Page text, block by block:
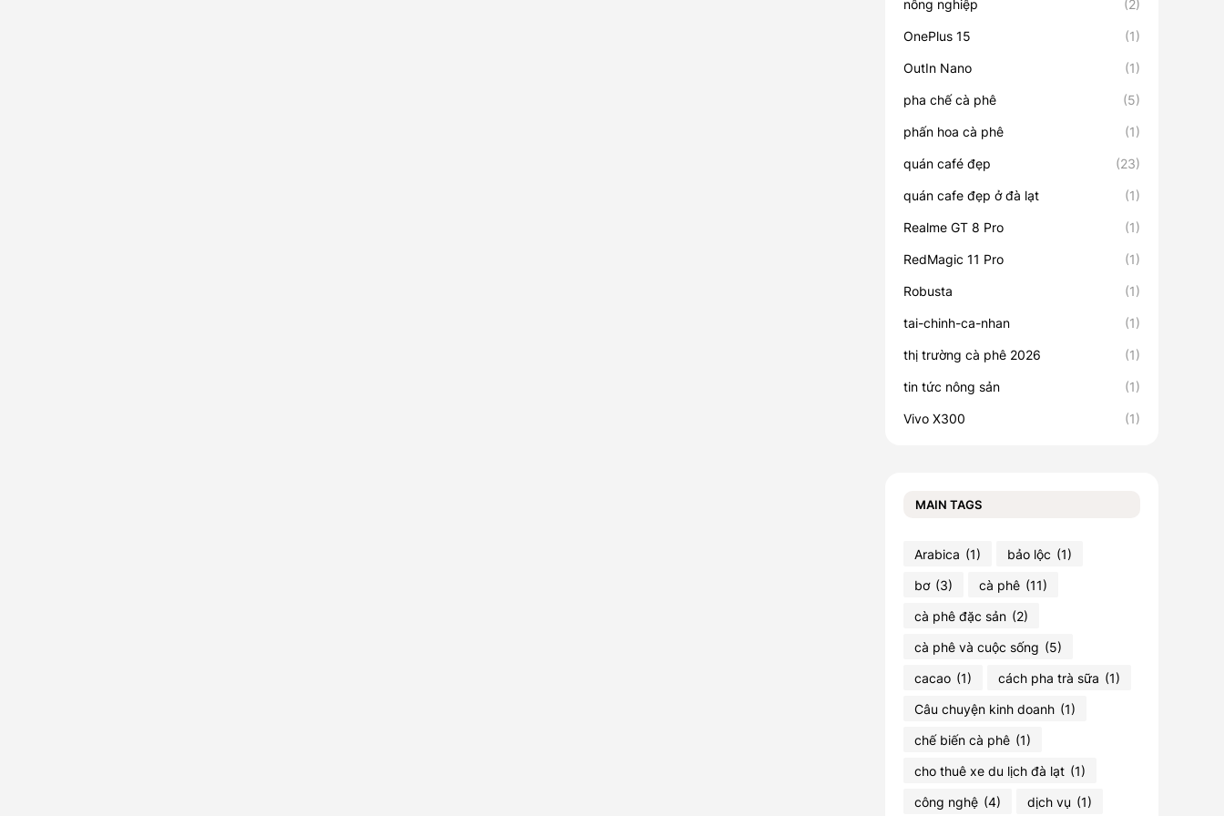
nông nghiệp (2)
OnePlus 15 (1)
OutIn Nano (1)
pha chế cà phê (5)
phấn hoa cà phê (1)
quán café đẹp (23)
quán cafe đẹp ở đà lạt (1)
Realme GT 8 Pro (1)
RedMagic 11 Pro (1)
Robusta (1)
tai-chinh-ca-nhan (1)
thị trường cà phê 2026 (1)
tin tức nông sản (1)
Vivo X300 (1)
MAIN TAGS
Arabica (1) bảo lộc (1)
bơ (3) cà phê (11)
cà phê đặc sản (2)
cà phê và cuộc sống (5)
cacao (1) cách pha trà sữa (1)
Câu chuyện kinh doanh (1)
chế biến cà phê (1)
cho thuê xe du lịch đà lạt (1)
công nghệ (4) dịch vụ (1)